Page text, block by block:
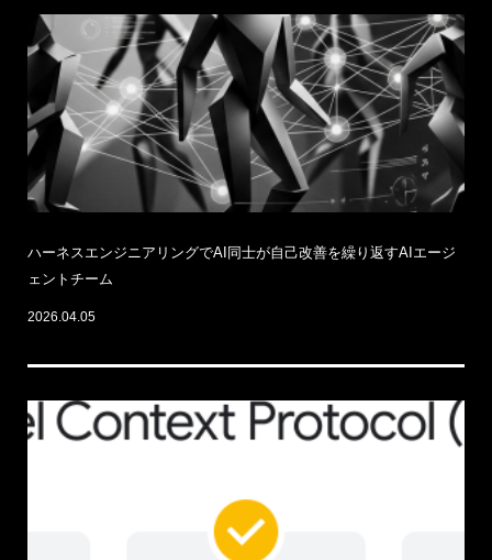
ハーネスエンジニアリングでAI同士が自己改善を繰り返すAIエージ
ェントチーム
2026.04.05